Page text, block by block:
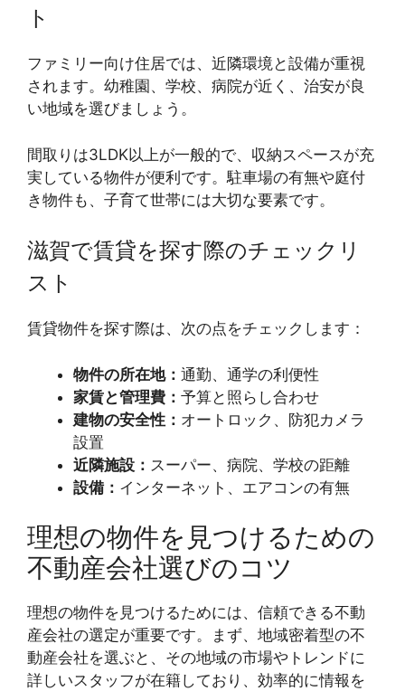
ト
ファミリー向け住居では、近隣環境と設備が重視
されます。幼稚園、学校、病院が近く、治安が良
い地域を選びましょう。
間取りは3LDK以上が一般的で、収納スペースが充
実している物件が便利です。駐車場の有無や庭付
き物件も、子育て世帯には大切な要素です。
滋賀で賃貸を探す際のチェックリ
スト
賃貸物件を探す際は、次の点をチェックします：
物件の所在地： 通勤、通学の利便性
家賃と管理費： 予算と照らし合わせ
建物の安全性： オートロック、防犯カメラ
設置
近隣施設： スーパー、病院、学校の距離
設備： インターネット、エアコンの有無
理想の物件を見つけるための
不動産会社選びのコツ
理想の物件を見つけるためには、信頼できる不動
産会社の選定が重要です。まず、地域密着型の不
動産会社を選ぶと、その地域の市場やトレンドに
詳しいスタッフが在籍しており、効率的に情報を